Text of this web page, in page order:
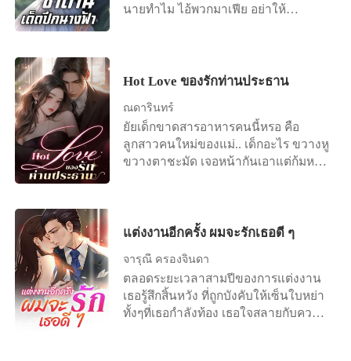
นายทำไม ไอ้พวกมาเฟีย อย่าให้
จากห้องน้ำนี้ไป... รับรองว่าผมจะให้ลูก
เอาสิ ว่าจะยอมผมคนเดียว หรือว่า อยาก
ไปเรียกร้องหาลูกน้องผมให้เป็นสามี
ด้วย” “อย่าพูดบ้าๆ นะ” รินรดาไม่รู้ตัว
เลยว่าใบหน้าหล่อนซีดเผือดจนไม่มีสี
กันว่าตายเป็นยังไง... ยังไม่เคยลองสักที
แต่ก่อนที่พ่อคุณจะเอาผมตาย ผมขอเด็ด
ปีกนางฟ้าลูกสาวแสนสวยของพ่อคุณ
ก่อนดีไหมหืม” เขาบอกก่อนจะก้มหน้าลง
มาใกล้หล่อน รินรดาผงะถอยแต่จะไป
ทางไหนก็ไม่ได้เพราะว่าแขนเขาค้ำผนัง
Hot Love ของรักท่านประธาน
ณดารินทร์
ยัยเด็กขาดสารอาหารคนนี้หรอ คือ
ลูกสาวคนใหม่ของแม่.. เด็กอะไร ขวางหู
ขวางตาชะมัด เจอหน้ากันเอาแต่ก้มหน้า
แต่งงานอีกครั้ง ผมจะรักเธอดี ๆ
จารุณี ครองจินดา
ตลอดระยะเวลาสามปีของการแต่งงาน
เธอรู้สึกสิ้นหวัง ที่ถูกบังคับให้เซ็นใบหย่า
ทั้งๆที่เธอกำลังท้อง เธอใจสลายกับความ